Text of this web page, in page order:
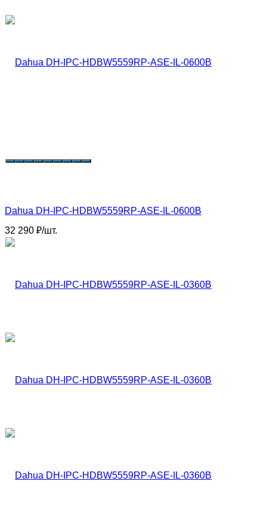
Dahua DH-IPC-HDBW5559RP-ASE-IL-0600B
32 290 ₽/шт.